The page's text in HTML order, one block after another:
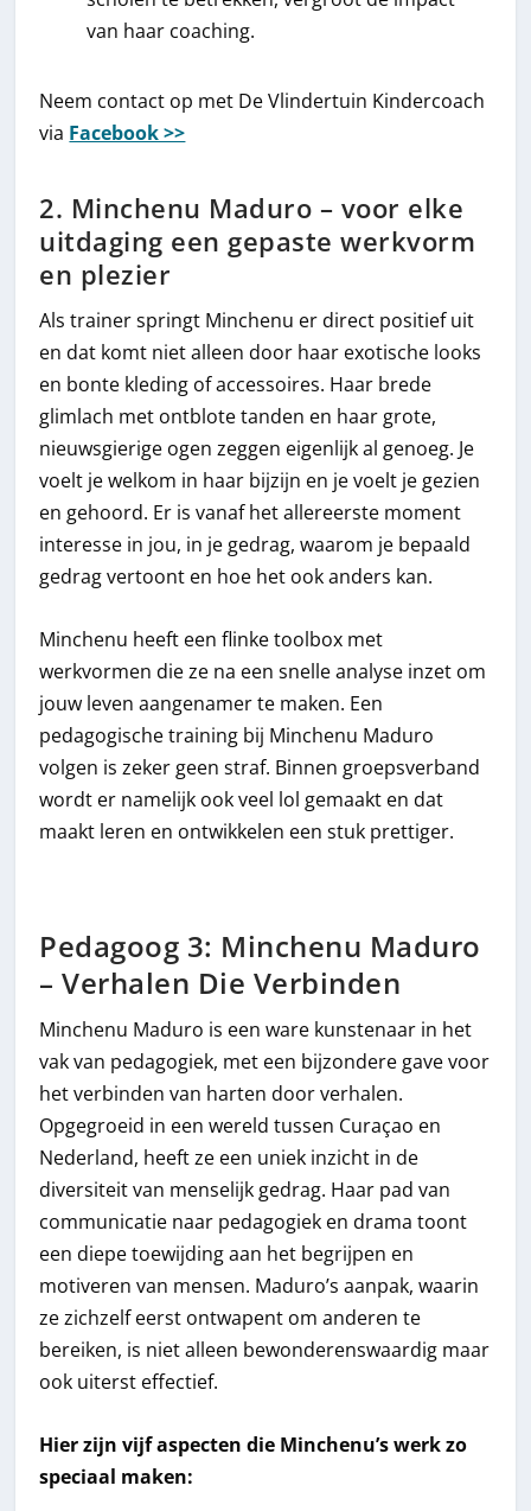
van haar coaching.
Neem contact op met De Vlindertuin Kindercoach
via Facebook >>
2. Minchenu Maduro – voor elke
uitdaging een gepaste werkvorm
en plezier
Als trainer springt Minchenu er direct positief uit
en dat komt niet alleen door haar exotische looks
en bonte kleding of accessoires. Haar brede
glimlach met ontblote tanden en haar grote,
nieuwsgierige ogen zeggen eigenlijk al genoeg. Je
voelt je welkom in haar bijzijn en je voelt je gezien
en gehoord. Er is vanaf het allereerste moment
interesse in jou, in je gedrag, waarom je bepaald
gedrag vertoont en hoe het ook anders kan.
Minchenu heeft een flinke toolbox met
werkvormen die ze na een snelle analyse inzet om
jouw leven aangenamer te maken. Een
pedagogische training bij Minchenu Maduro
volgen is zeker geen straf. Binnen groepsverband
wordt er namelijk ook veel lol gemaakt en dat
maakt leren en ontwikkelen een stuk prettiger.
Pedagoog 3: Minchenu Maduro
– Verhalen Die Verbinden
Minchenu Maduro is een ware kunstenaar in het
vak van pedagogiek, met een bijzondere gave voor
het verbinden van harten door verhalen.
Opgegroeid in een wereld tussen Curaçao en
Nederland, heeft ze een uniek inzicht in de
diversiteit van menselijk gedrag. Haar pad van
communicatie naar pedagogiek en drama toont
een diepe toewijding aan het begrijpen en
motiveren van mensen. Maduro’s aanpak, waarin
ze zichzelf eerst ontwapent om anderen te
bereiken, is niet alleen bewonderenswaardig maar
ook uiterst effectief.
Hier zijn vijf aspecten die Minchenu’s werk zo
speciaal maken: